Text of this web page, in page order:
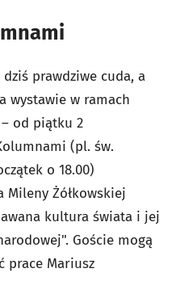
prawdziwe cuda, a
wystawie w ramach
od piątku 2
(pl. św.
o 18.00)
Mileny Żółkowskiej
kultura świata i jej
Goście mogą
prace Mariusz